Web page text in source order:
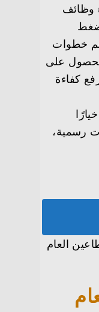
وظائف
من الوظائف اضغط
خطوات
على
كفاءة
رسمية،
من 30 ألف وظيفة شاغرة في القطاعين العام